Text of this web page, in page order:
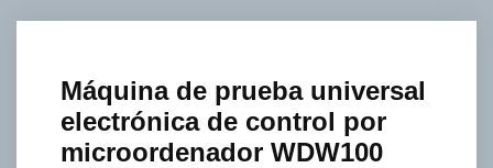
Máquina de prueba universal
electrónica de control por
microordenador WDW100